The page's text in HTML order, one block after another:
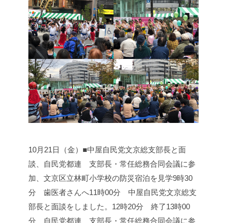
10月21日（金）■中屋自民党文京総支部長と面
談、自民党都連 支部長・常任総務合同会議に参
加、文京区立林町小学校の防災宿泊を見学9時30
分 歯医者さんへ11時00分 中屋自民党文京総支
部長と面談をしました。 12時20分 終了13時00
分 自民党都連 支部長・常任総務合同会議に参